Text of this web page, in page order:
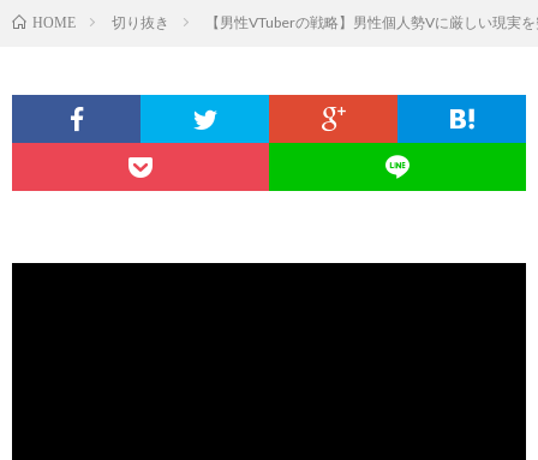
HOME 切り抜き 【男性VTuberの戦略】男性個人勢Vに厳しい現実